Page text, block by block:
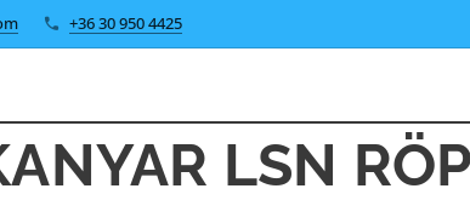
+36 30 950 4425
LSN